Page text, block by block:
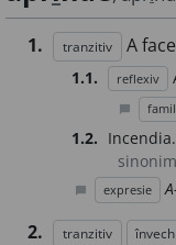
1. tranzitiv A
1.1. reflexiv
1.2. Incendia.
expresie
2. tranzitiv